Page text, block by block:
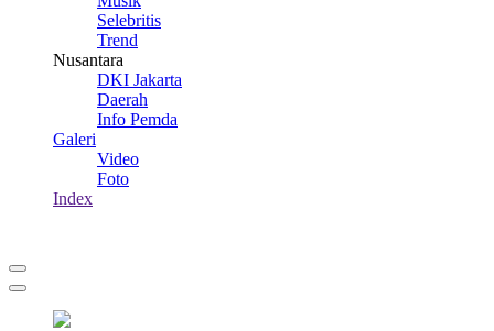
Selebritis
Trend
Nusantara
DKI Jakarta
Daerah
Info Pemda
Galeri
Video
Foto
Index